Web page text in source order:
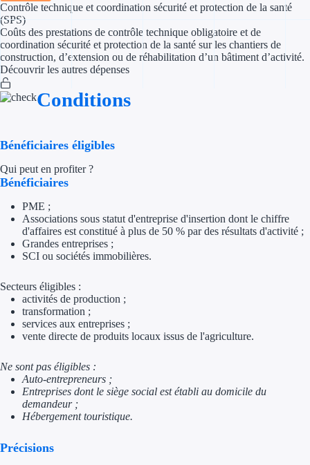
Prêt
Appel à projet
Aides
Contrôle technique et coordination sécurité et protection de la santé
(SPS)
Coûts des prestations de contrôle technique obligatoire et de
coordination sécurité et protection de la santé sur les chantiers de
construction, d’extension ou de réhabilitation d’un bâtiment d’activité.
Découvrir les autres dépenses
Conditions
Bénéficiaires éligibles
Qui peut en profiter ?
Bénéficiaires
PME ;
Associations sous statut d'entreprise d'insertion dont le chiffre
d'affaires est constitué à plus de 50 % par des résultats d'activité ;
Grandes entreprises ;
SCI ou sociétés immobilières.
Secteurs éligibles :
activités de production ;
transformation ;
services aux entreprises ;
vente directe de produits locaux issus de l'agriculture.
Ne sont pas éligibles :
Auto-entrepreneurs ;
Entreprises dont le siège social est établi au domicile du
demandeur ;
Hébergement touristique.
Précisions